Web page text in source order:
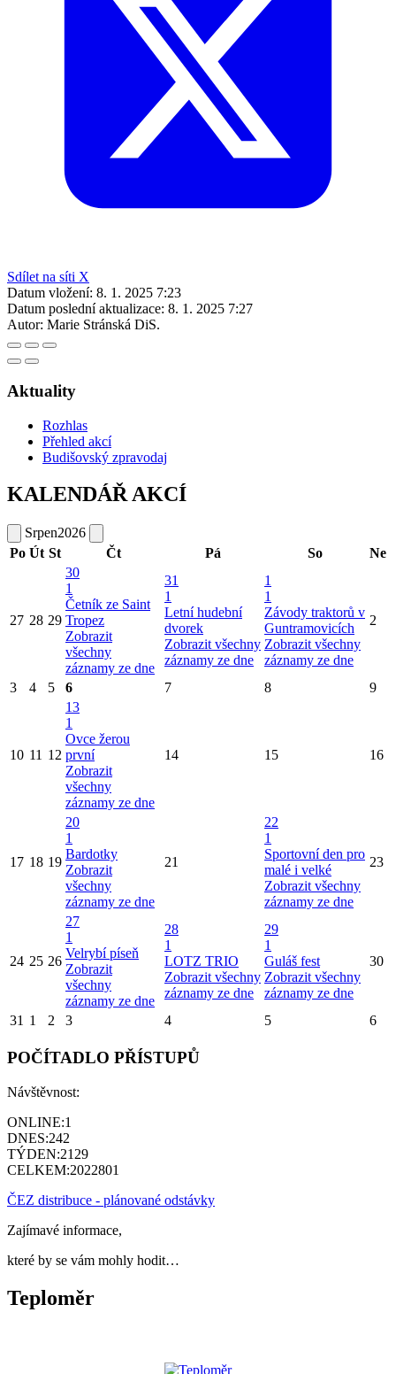
Sdílet na síti X
Datum vložení: 8. 1. 2025 7:23
Datum poslední aktualizace: 8. 1. 2025 7:27
Autor: Marie Stránská DiS.
Aktuality
Rozhlas
Přehled akcí
Budišovský zpravodaj
KALENDÁŘ AKCÍ
Srpen2026
Po Út St Čt Pá So Ne
27 28 29
30
1
Četník ze Saint
Tropez
Zobrazit
všechny
záznamy ze dne
31
1
Letní hudební
dvorek
Zobrazit všechny
záznamy ze dne
1
1
Závody traktorů v
Guntramovicích
Zobrazit všechny
záznamy ze dne
2
3 4 5 6 7 8 9
10 11 12
13
1
Ovce žerou
první
Zobrazit
všechny
záznamy ze dne
14 15 16
17 18 19
20
1
Bardotky
Zobrazit
všechny
záznamy ze dne
21
22
1
Sportovní den pro
malé i velké
Zobrazit všechny
záznamy ze dne
23
24 25 26
27
1
Velrybí píseň
Zobrazit
všechny
záznamy ze dne
28
1
LOTZ TRIO
Zobrazit všechny
záznamy ze dne
29
1
Guláš fest
Zobrazit všechny
záznamy ze dne
30
31 1 2 3 4 5 6
POČÍTADLO PŘÍSTUPŮ
Návštěvnost:
ONLINE:1
DNES:242
TÝDEN:2129
CELKEM:2022801
ČEZ distribuce - plánované odstávky
Zajímavé informace,
které by se vám mohly hodit…
Teploměr